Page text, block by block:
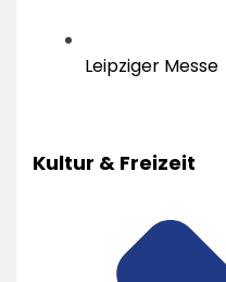
Leipziger Messe
Kultur & Freizeit